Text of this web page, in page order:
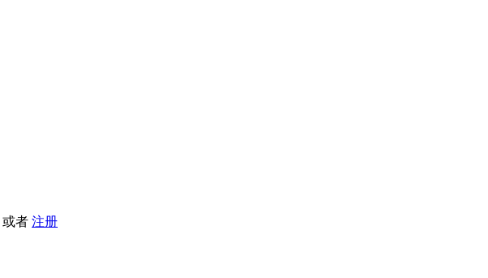
或者 注册